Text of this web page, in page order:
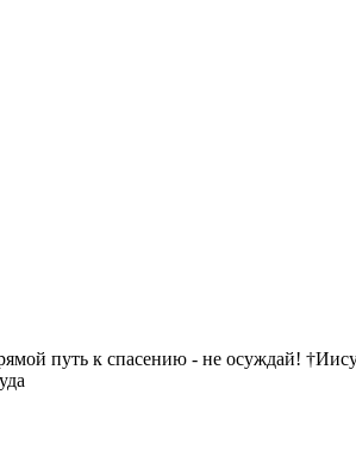
путь к спасению - не осуждай!